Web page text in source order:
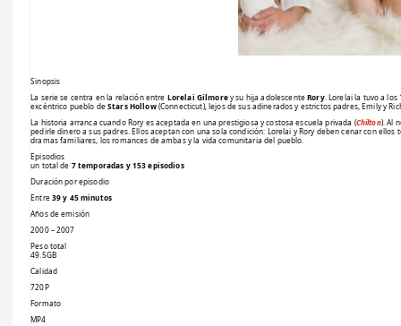
Sinopsis
La serie se centra en la relación entre Lorelai Gilmorey su hija adolescenteRory. Lorelai la tuvo a
excéntrico pueblo deStars Hollow(Connecticut), lejos de sus adinerados y estrictos padres, Emily y
La historia arranca cuando Rory es aceptada en una prestigiosa y costosa escuela privada (Chilton). Al
pedirle dinero a sus padres. Ellos aceptan con una sola condición: Lorelai y Rory deben cenar con
dramas familiares, los romances de ambas y la vida comunitaria del pueblo.
Episodios
un total de 7 temporadas y 153 episodios
Duración por episodio
Entre39 y 45 minutos
Años de emisión
2000 – 2007
Peso total
49.5GB
Calidad
720P
Formato
MP4